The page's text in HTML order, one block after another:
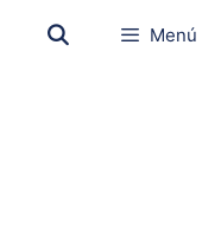
Menú